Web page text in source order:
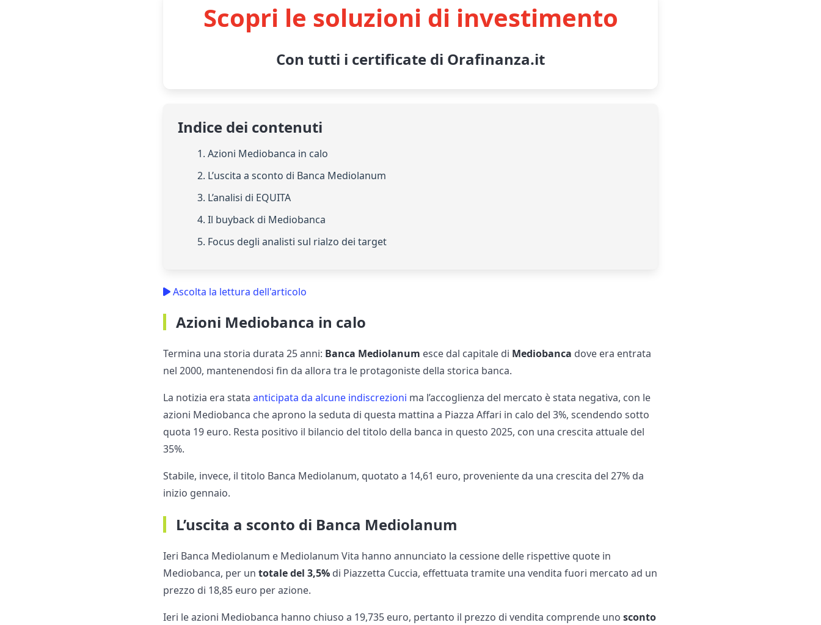
Scopri le soluzioni di investimento
Con tutti i certificate di Orafinanza.it
Indice dei contenuti
1. Azioni Mediobanca in calo
2. L’uscita a sconto di Banca Mediolanum
3. L’analisi di EQUITA
4. Il buyback di Mediobanca
5. Focus degli analisti sul rialzo dei target
Ascolta la lettura dell'articolo
Azioni Mediobanca in calo
Termina una storia durata 25 anni: Banca Mediolanum esce dal capitale di Mediobanca dove era entrata
nel 2000, mantenendosi fin da allora tra le protagoniste della storica banca.
La notizia era stataanticipata da alcune indiscrezioni ma l’accoglienza del mercato è stata negativa, con le
azioni Mediobanca che aprono la seduta di questa mattina a Piazza Affari in calo del 3%, scendendo sotto
quota 19 euro. Resta positivo il bilancio del titolo della banca in questo 2025, con una crescita attuale del
35%.
Stabile, invece, il titolo Banca Mediolanum, quotato a 14,61 euro, proveniente da una crescita del 27% da
inizio gennaio.
L’uscita a sconto di Banca Mediolanum
Ieri Banca Mediolanum e Mediolanum Vita hanno annunciato la cessione delle rispettive quote in
Mediobanca, per untotale del 3,5% di Piazzetta Cuccia, effettuata tramite una vendita fuori mercato ad un
prezzo di 18,85 euro per azione.
Ieri le azioni Mediobanca hanno chiuso a 19,735 euro, pertanto il prezzo di vendita comprende unosconto